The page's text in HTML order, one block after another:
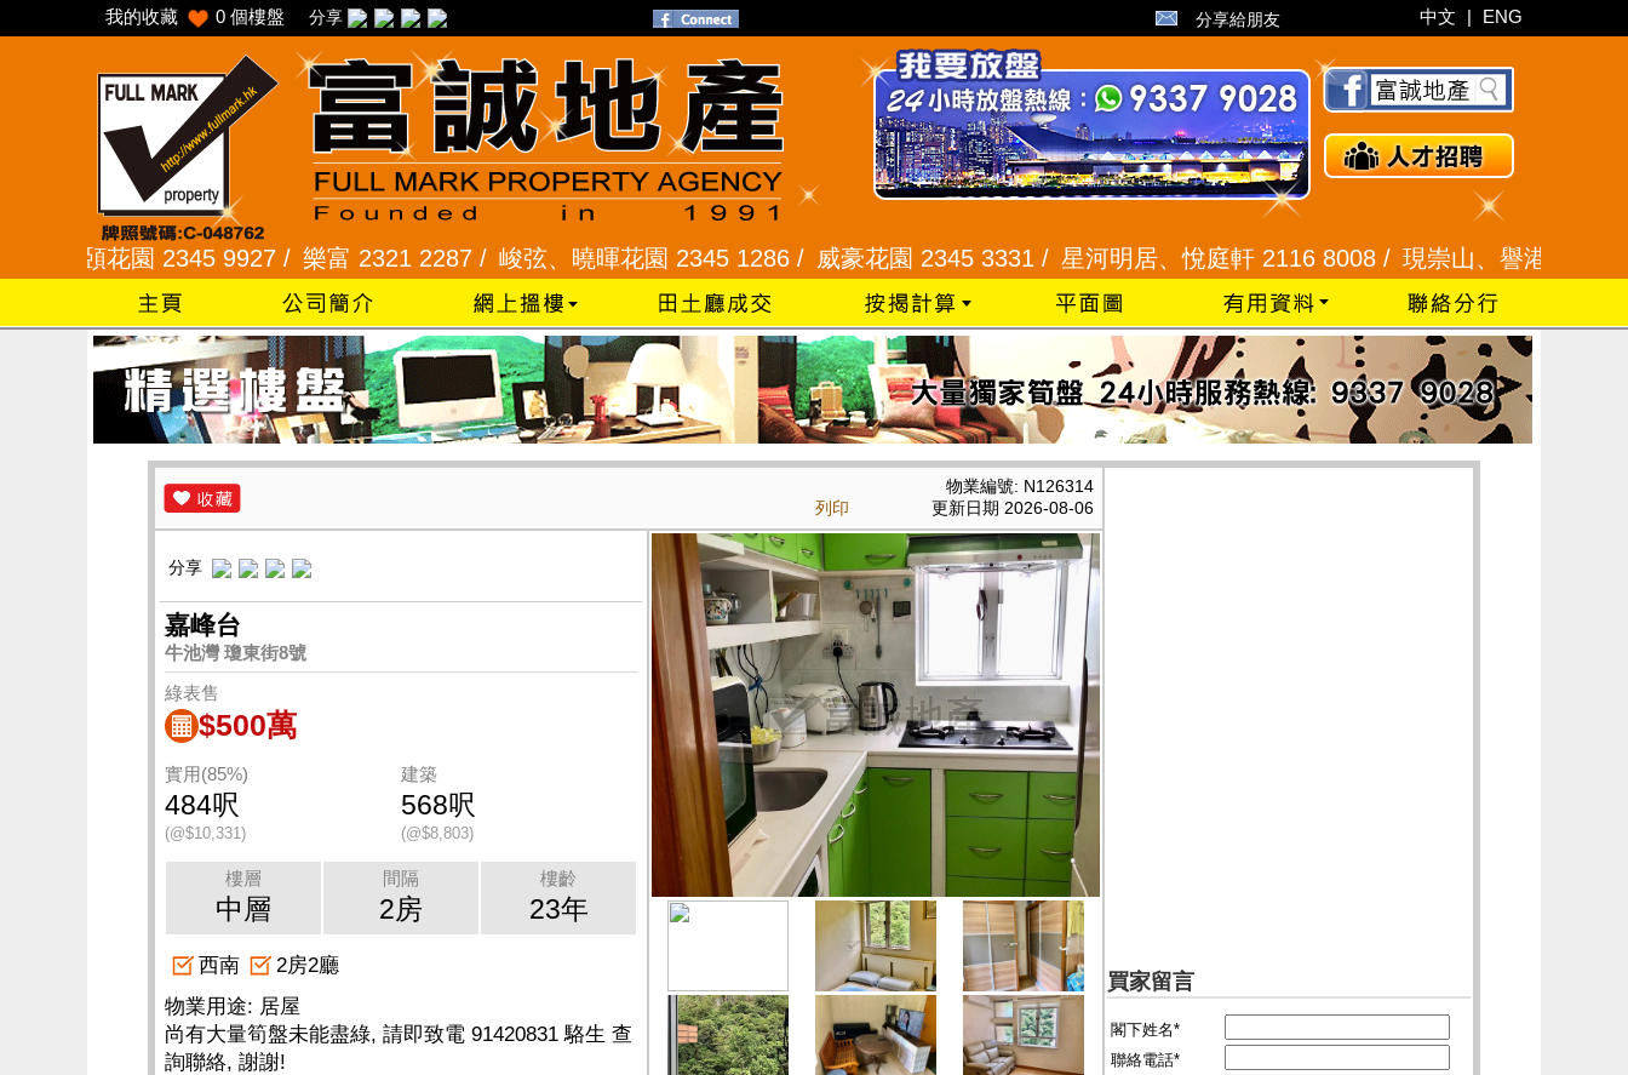
我的收藏 0 個樓盤 分享 分享給朋友 中文 | ENG
花園 2345 9927 / 樂富 2321 2287 / 峻弦、曉暉花園 2345 1286 / 威豪花園 2345 3331 / 星河明居、悅庭軒 2116 8008 / 現崇山、譽港灣 2345 9926
列印
物業編號: N126314
更新日期 2026-08-06
買家留言
閣下姓名*
聯絡電話*
分享
嘉峰台
牛池灣 瓊東街8號
綠表售
$500萬
實用(85%)
484呎
(@$10,331)
建築
568呎
(@$8,803)
樓層
中層
間隔
2房
樓齡
23年
西南
2房2廳
物業用途: 居屋
尚有大量筍盤未能盡綠, 請即致電 91420831 駱生 查
詢聯絡, 謝謝!